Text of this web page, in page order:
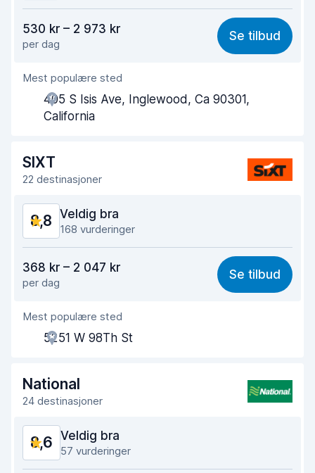
9,0
Enkel å finne 9,4
Hjelp og service
Tid brukt på henting
Bilens renslighet 9,1
Bilens tilstand
530 kr – 2 973 kr
per dag
Se tilbud
Mest populære sted
405 S Isis Ave, Inglewood, Ca 90301,
California
SIXT
22 destinasjoner
8,8 Veldig bra
168 vurderinger
8,5
Enkel å finne 8,6
Hjelp og service
Tid brukt på henting
Tid brukt på levering 9,2
Bilens renslighet
Bilens tilstand
368 kr – 2 047 kr
per dag
Se tilbud
Mest populære sted
5251 W 98Th St
National
24 destinasjoner
8,6 Veldig bra
57 vurderinger